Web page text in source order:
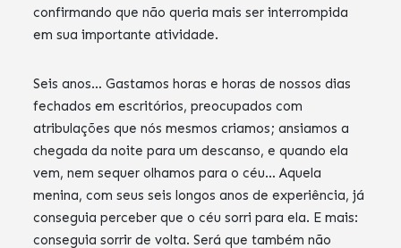
confirmando que não queria mais ser interrompida
em sua importante atividade.
Seis anos… Gastamos horas e horas de nossos dias
fechados em escritórios, preocupados com
atribulações que nós mesmos criamos; ansiamos a
chegada da noite para um descanso, e quando ela
vem, nem sequer olhamos para o céu… Aquela
menina, com seus seis longos anos de experiência, já
conseguia perceber que o céu sorri para ela. E mais:
conseguia sorrir de volta. Será que também não